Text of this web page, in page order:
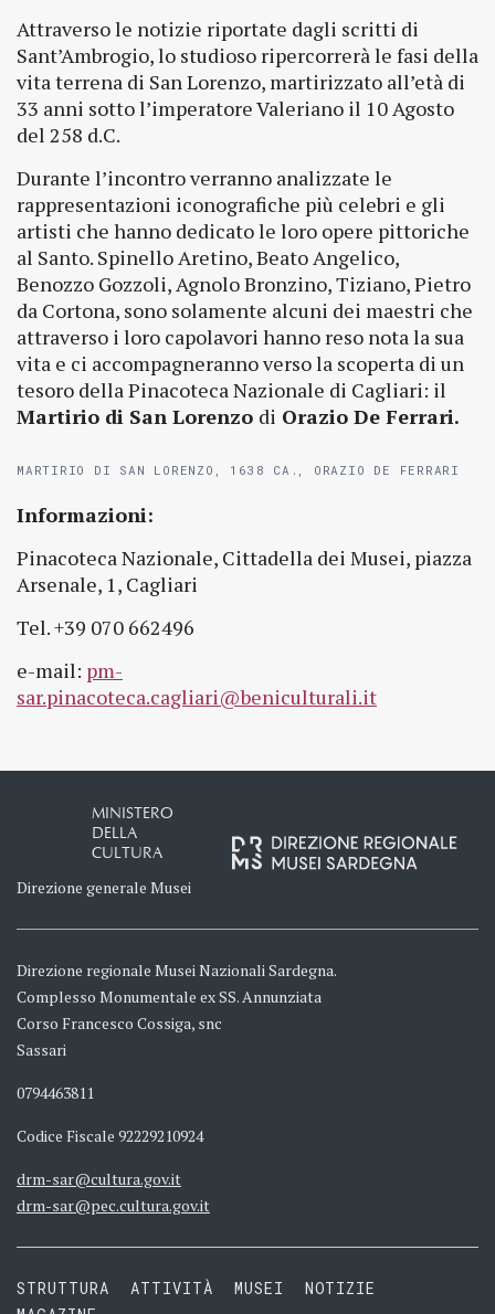
Attraverso le notizie riportate dagli scritti di
Sant’Ambrogio, lo studioso ripercorrerà le fasi della
vita terrena di San Lorenzo, martirizzato all’età di
33 anni sotto l’imperatore Valeriano il 10 Agosto
del 258 d.C.
Durante l’incontro verranno analizzate le
rappresentazioni iconografiche più celebri e gli
artisti che hanno dedicato le loro opere pittoriche
al Santo. Spinello Aretino, Beato Angelico,
Benozzo Gozzoli, Agnolo Bronzino, Tiziano, Pietro
da Cortona, sono solamente alcuni dei maestri che
attraverso i loro capolavori hanno reso nota la sua
vita e ci accompagneranno verso la scoperta di un
tesoro della Pinacoteca Nazionale di Cagliari: il
Martirio di San Lorenzo di Orazio De Ferrari.
MARTIRIO DI SAN LORENZO, 1638 CA., ORAZIO DE FERRARI
Informazioni:
Pinacoteca Nazionale, Cittadella dei Musei, piazza
Arsenale, 1, Cagliari
Tel. +39 070 662496
e-mail: pm-
sar.pinacoteca.cagliari@beniculturali.it
MINISTERO
DELLA
CULTURA
Direzione generale Musei
Direzione regionale Musei Nazionali Sardegna.
Complesso Monumentale ex SS. Annunziata
Corso Francesco Cossiga, snc
Sassari
0794463811
Codice Fiscale 92229210924
drm-sar@cultura.gov.it
drm-sar@pec.cultura.gov.it
STRUTTURA ATTIVITÀ MUSEI
NOTIZIE